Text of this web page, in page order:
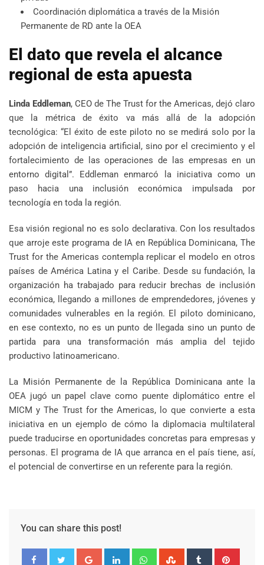
Coordinación diplomática a través de la Misión
Permanente de RD ante la OEA
El dato que revela el alcance
regional de esta apuesta
Linda Eddleman, CEO de The Trust for the Americas, dejó claro
que la métrica de éxito va más allá de la adopción
tecnológica: “El éxito de este piloto no se medirá solo por la
adopción de inteligencia artificial, sino por el crecimiento y el
fortalecimiento de las operaciones de las empresas en un
entorno digital”. Eddleman enmarcó la iniciativa como un
paso hacia una inclusión económica impulsada por
tecnología en toda la región.
Esa visión regional no es solo declarativa. Con los resultados
que arroje este programa de IA en República Dominicana, The
Trust for the Americas contempla replicar el modelo en otros
países de América Latina y el Caribe. Desde su fundación, la
organización ha trabajado para reducir brechas de inclusión
económica, llegando a millones de emprendedores, jóvenes y
comunidades vulnerables en la región. El piloto dominicano,
en ese contexto, no es un punto de llegada sino un punto de
partida para una transformación más amplia del tejido
productivo latinoamericano.
La Misión Permanente de la República Dominicana ante la
OEA jugó un papel clave como puente diplomático entre el
MICM y The Trust for the Americas, lo que convierte a esta
iniciativa en un ejemplo de cómo la diplomacia multilateral
puede traducirse en oportunidades concretas para empresas y
personas. El programa de IA que arranca en el país tiene, así,
el potencial de convertirse en un referente para la región.
You can share this post!
Google+ LinkedIn WhatsappStumbleUpon
Tumblr